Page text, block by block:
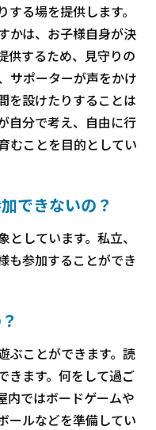
る場を提供します。
かは、お子様自身が決
供するため、見守りの
サポーターが声をかけ
を設けたりすることは
自分で考え、自由に行
むことを目的としてい
できないの？
しています。私立、
も参加することができ
ぶことができます。読
きます。何をして過ご
内ではボードゲームや
ールなどを準備してい